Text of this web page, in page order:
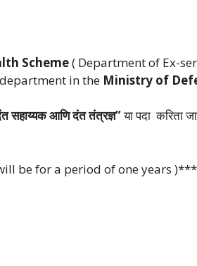
Scheme( Department of Ex-
in the Ministry of
सहाय्यक आणि दंत तंत्रज्ञ”या पदा करिता
be for a period of one years )***